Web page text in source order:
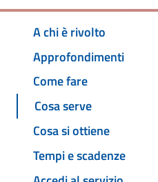
A chi è rivolto
Approfondimenti
Come fare
Cosa serve
Cosa si ottiene
Tempi e scadenze